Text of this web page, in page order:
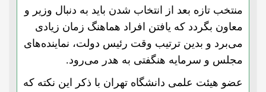
منتخب تازه بعد از انتخاب شدن باید به دنبال وزیر و
معاون بگردد که یافتن افراد هماهنگ زمان زیادی
می‌برد و بدین ترتیب وقت رئیس دولت، نماینده‌های
مجلس و سرمایه هنگفتی به هدر می‌رود.
عضو هیئت علمی دانشگاه تهران با ذکر این نکته که